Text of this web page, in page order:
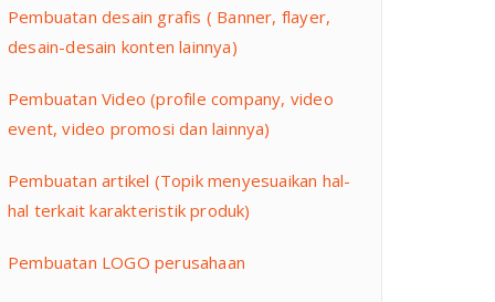
Pembuatan desain grafis ( Banner, flayer,
desain-desain konten lainnya)
Pembuatan Video (profile company, video
event, video promosi dan lainnya)
Pembuatan artikel (Topik menyesuaikan hal-
hal terkait karakteristik produk)
Pembuatan LOGO perusahaan